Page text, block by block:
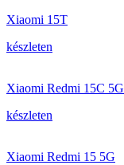
Xiaomi 15T
készleten
Xiaomi Redmi 15C 5G
készleten
Xiaomi Redmi 15 5G